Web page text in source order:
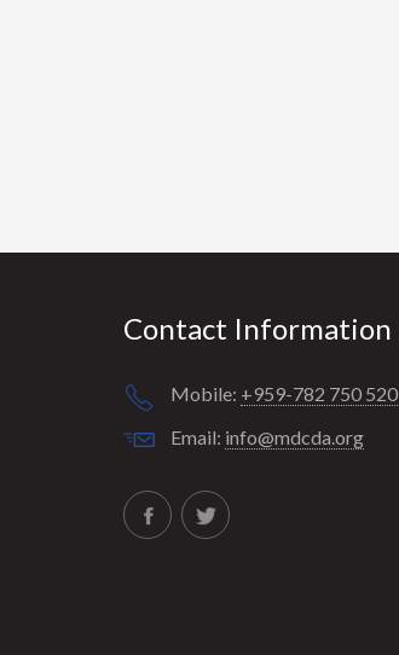
Contact Information
Mobile: +959-782 750 520
Email: info@mdcda.org